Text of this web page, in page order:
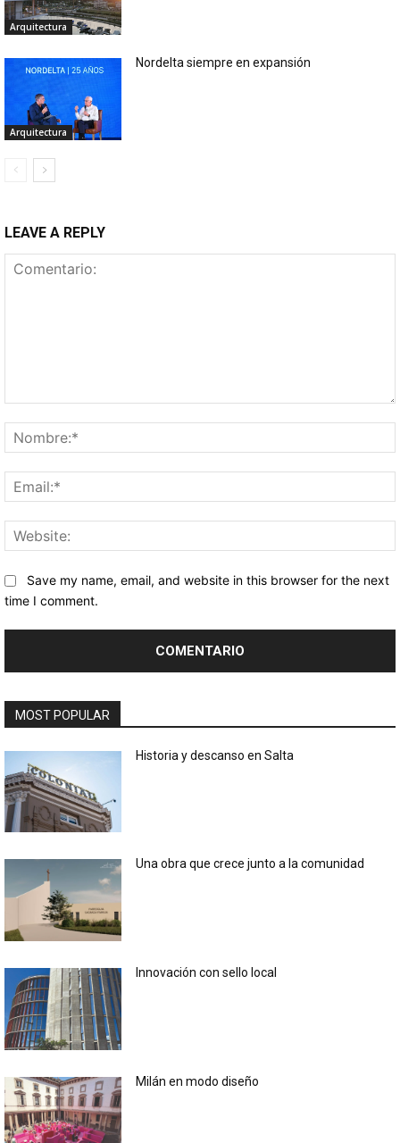
Arquitectura
Arquitectura
Nordelta siempre en expansión
LEAVE A REPLY
Save my name, email, and website in this browser for the next
time I comment.
MOST POPULAR
Historia y descanso en Salta
Una obra que crece junto a la comunidad
Innovación con sello local
Milán en modo diseño